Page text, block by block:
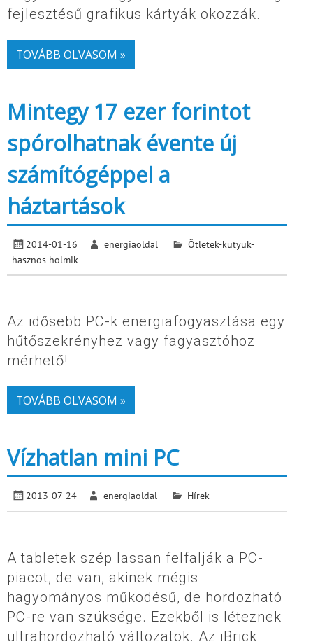
fejlesztésű grafikus kártyák okozzák.
TOVÁBB OLVASOM »
Mintegy 17 ezer forintot
spórolhatnak évente új
számítógéppel a
háztartások
2014-01-16 energiaoldal
Ötletek-kütyük-
hasznos holmik
Az idősebb PC-k energiafogyasztása egy
hűtőszekrényhez vagy fagyasztóhoz
mérhető!
TOVÁBB OLVASOM »
Vízhatlan mini PC
2013-07-24 energiaoldal Hírek
A tabletek szép lassan felfalják a PC-
piacot, de van, akinek mégis
hagyományos működésű, de hordozható
PC-re van szüksége. Ezekből is léteznek
ultrahordozható változatok. Az iBrick